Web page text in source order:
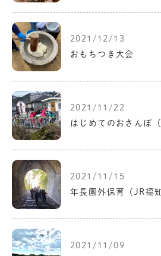
2021/12/13
おもちつき大会
2021/11/22
はじめてのおさんぽ
2021/11/15
年長園外保育（JR福
2021/11/09